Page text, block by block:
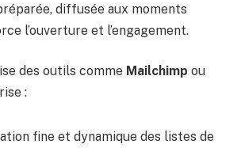
diffusée aux moments
l’ouverture et l’engagement.
des outils comme Mailchimp ou
:
fine et dynamique des listes de